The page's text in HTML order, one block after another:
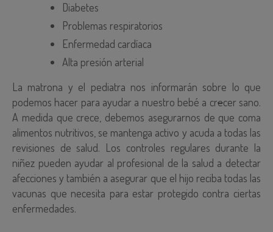
Diabetes
Problemas respiratorios
Enfermedad cardíaca
Alta presión arterial
La matrona y el pediatra nos informarán sobre lo que
podemos hacer para ayudar a nuestro bebé a crecer sano.
A medida que crece, debemos asegurarnos de que coma
alimentos nutritivos, se mantenga activo y acuda a todas las
revisiones de salud. Los controles regulares durante la
niñez pueden ayudar al profesional de la salud a detectar
afecciones y también a asegurar que el hijo reciba todas las
vacunas que necesita para estar protegido contra ciertas
enfermedades.